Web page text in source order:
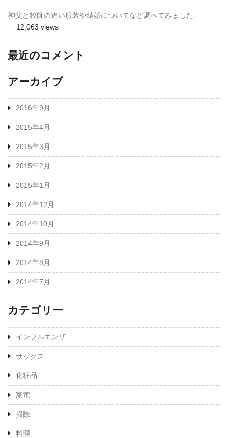
神父と牧師の違い服装や結婚についてなど調べてみました -
12,063 views
最近のコメント
アーカイブ
2016年9月
2015年4月
2015年3月
2015年2月
2015年1月
2014年12月
2014年10月
2014年9月
2014年8月
2014年7月
カテゴリー
インフルエンザ
サックス
化粧品
家電
掃除
料理